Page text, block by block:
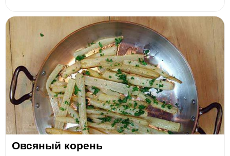
Овсяный корень